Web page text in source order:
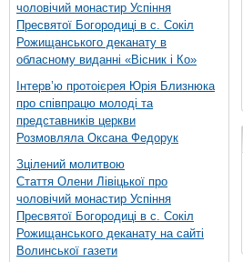
чоловічий монастир Успіння
Пресвятої Богородиці в с. Сокіл
Рожищанського деканату в
обласному виданні «Вісник і Ко»
Інтерв’ю протоієрея Юрія Близнюка
про співпрацю молоді та
представників церкви
Розмовляла Оксана Федорук
Зцілений молитвою
Стаття Олени Лівіцької про
чоловічий монастир Успіння
Пресвятої Богородиці в с. Сокіл
Рожищанського деканату на сайті
Волинської газети